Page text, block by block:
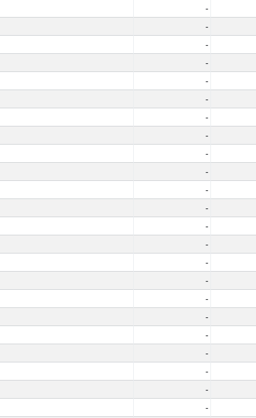
-
-
-
-
-
-
-
-
-
-
-
-
-
-
-
-
-
-
-
-
-
-
-